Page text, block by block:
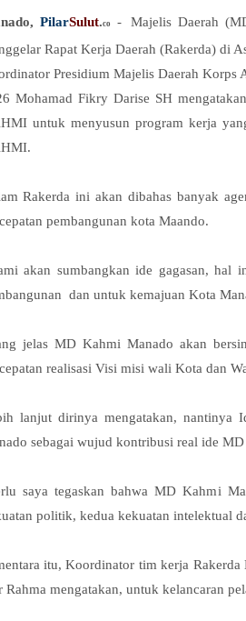
PilarSulut.co -
Majelis Daerah
Rapat Kerja Daerah (Rakerda) di
Presidium Majelis Daerah
Mohamad Fikry Darise SH
untuk menyusun program kerja
Rakerda ini akan dibahas banyak
pembangunan kota Maando.
akan sumbangkan ide gagasan, hal
dan untuk kemajuan Kota
jelas MD Kahmi Manado akan
realisasi Visi misi wali Kota dan
lanjut dirinya mengatakan, nantinya
sebagai wujud kontribusi real ide
saya tegaskan bahwa MD Kahmi
politik, kedua kekuatan intelektual
itu, Koordinator tim kerja
Rahma mengatakan, untuk kelancaran